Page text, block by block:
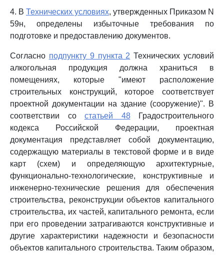
4. В Технических условиях, утвержденных Приказом N
59н, определены избыточные требования по
подготовке и предоставлению документов.
Согласно подпункту 9 пункта 2 Технических условий
алкогольная продукция должна храниться в
помещениях, которые "имеют расположение
строительных конструкций, которое соответствует
проектной документации на здание (сооружение)". В
соответствии со статьей 48Градостроительного
кодекса Российской Федерации, проектная
документация представляет собой документацию,
содержащую материалы в текстовой форме и в виде
карт (схем) и определяющую архитектурные,
функционально-технологические, конструктивные и
инженерно-технические решения для обеспечения
строительства, реконструкции объектов капитального
строительства, их частей, капитального ремонта, если
при его проведении затрагиваются конструктивные и
другие характеристики надежности и безопасности
объектов капитального строительства. Таким образом,